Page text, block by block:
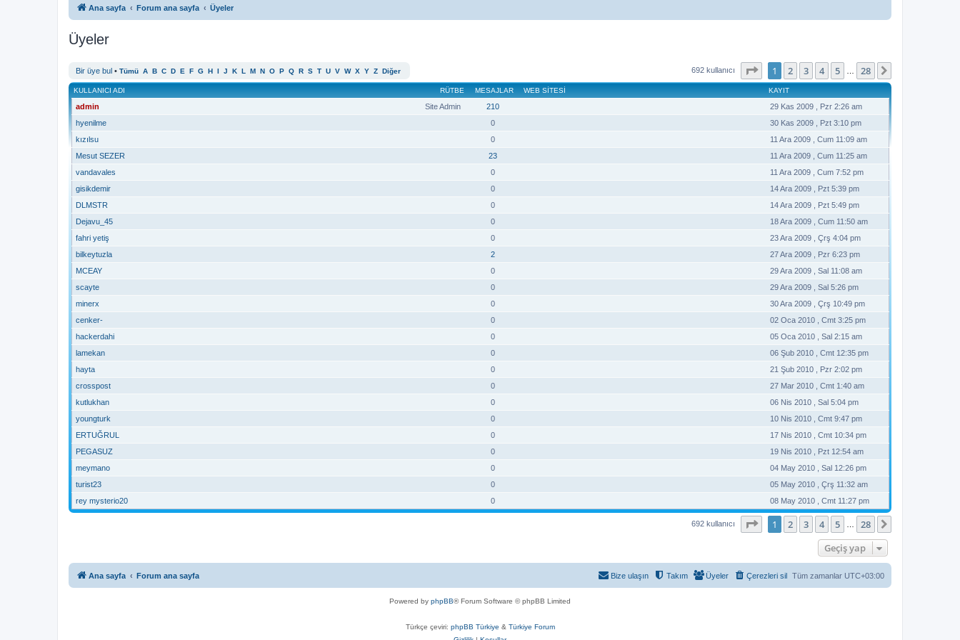
Ana sayfa Forum ana sayfa Üyeler
Üyeler
Bir üye bul • Tümü A B C D E F G H I J K L M N O P Q R S T U V W X Y Z Diğer 692 kullanıcı . sayfa (Toplam 28 sayfa)
1 2 3 4 5 28
RÜTBE
KULLANICI ADI MESAJLAR WEB SITESI KAYIT
Site Admin
admin 210
29 Kas 2009 , Pzr 2:26 am
hyenilme
0
30 Kas 2009 , Pzt 3:10 pm
kızılsu
0
11 Ara 2009 , Cum 11:09 am
Mesut SEZER
23
11 Ara 2009 , Cum 11:25 am
vandavales
0
11 Ara 2009 , Cum 7:52 pm
gisikdemir
0
14 Ara 2009 , Pzt 5:39 pm
DLMSTR
0
14 Ara 2009 , Pzt 5:49 pm
Dejavu_45
0
18 Ara 2009 , Cum 11:50 am
fahri yetiş
0
23 Ara 2009 , Çrş 4:04 pm
bilkeytuzla
2
27 Ara 2009 , Pzr 6:23 pm
MCEAY
0
29 Ara 2009 , Sal 11:08 am
scayte
0
29 Ara 2009 , Sal 5:26 pm
minerx
0
30 Ara 2009 , Çrş 10:49 pm
cenker-
0
02 Oca 2010 , Cmt 3:25 pm
hackerdahi
0
05 Oca 2010 , Sal 2:15 am
lamekan
0
06 Şub 2010 , Cmt 12:35 pm
hayta
0
21 Şub 2010 , Pzr 2:02 pm
crosspost
0
27 Mar 2010 , Cmt 1:40 am
kutlukhan
0
06 Nis 2010 , Sal 5:04 pm
youngturk
0
10 Nis 2010 , Cmt 9:47 pm
ERTUĞRUL
0
17 Nis 2010 , Cmt 10:34 pm
PEGASUZ
0
19 Nis 2010 , Pzt 12:54 am
meymano
0
04 May 2010 , Sal 12:26 pm
turist23
0
05 May 2010 , Çrş 11:32 am
rey mysterio20
0 08 May 2010 , Cmt 11:27 pm
692 kullanıcı . sayfa (Toplam 28 sayfa)
1 2 3 4 5 28
Geçiş yap
Ana sayfa Forum ana sayfa Tüm zamanlar UTC+03:00
Çerezleri sil
Üyeler
Takım
Bize ulaşın
Powered by phpBB® Forum Software © phpBB Limited
Türkçe çeviri: phpBB Türkiye & Türkiye Forum